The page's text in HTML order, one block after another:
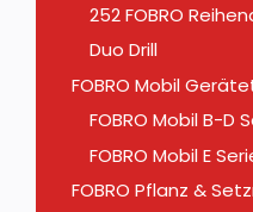
252 FOBRO
Duo Drill
FOBRO Mobil
FOBRO Mobil B-D
FOBRO Mobil E
FOBRO Pflanz &